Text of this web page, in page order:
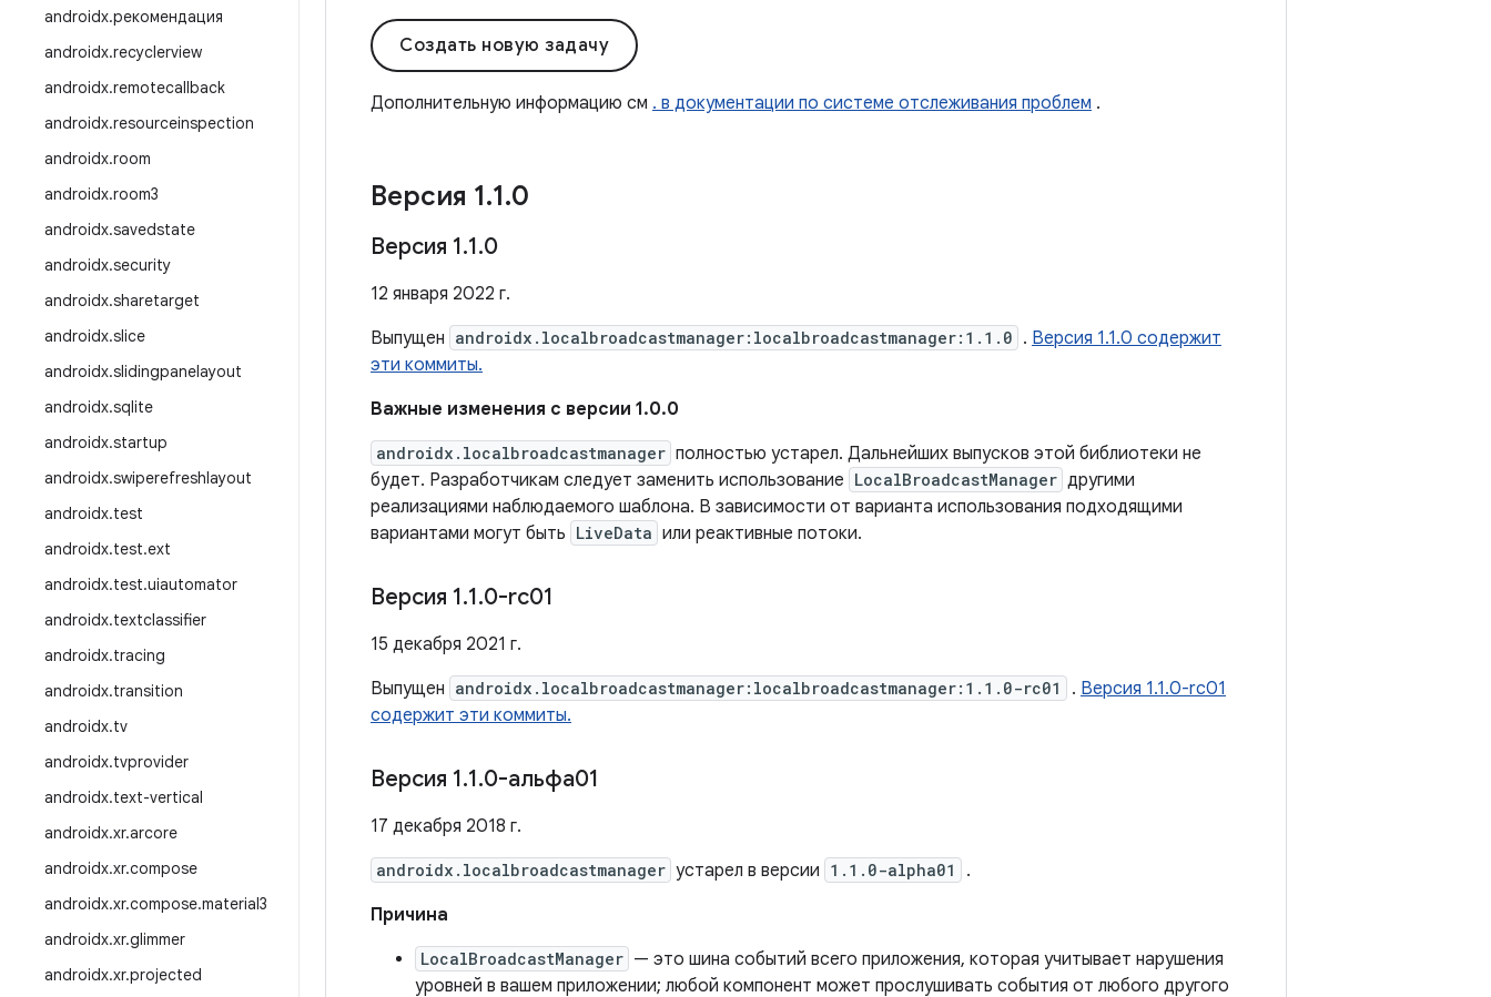
androidx.рекомендация
androidx.recyclerview
androidx.remotecallback
androidx.resourceinspection
androidx.room
androidx.room3
androidx.savedstate
androidx.security
androidx.sharetarget
androidx.slice
androidx.slidingpanelayout
androidx.sqlite
androidx.startup
androidx.swiperefreshlayout
androidx.test
androidx.test.ext
androidx.test.uiautomator
androidx.textclassifier
androidx.tracing
androidx.transition
androidx.tv
androidx.tvprovider
androidx.text-vertical
androidx.xr.arcore
androidx.xr.compose
androidx.xr.compose.material3
androidx.xr.glimmer
androidx.xr.projected
Создать новую задачу
Дополнительную информацию см . в документации по системе отслеживания проблем .
Версия 1.1.0
Версия 1.1.0
12 января 2022 г.
Выпущен androidx.localbroadcastmanager:localbroadcastmanager:1.1.0 . Версия 1.1.0 содержит
эти коммиты.
Важные изменения с версии 1.0.0
androidx.localbroadcastmanager полностью устарел. Дальнейших выпусков этой библиотеки не
будет. Разработчикам следует заменить использование LocalBroadcastManager другими
реализациями наблюдаемого шаблона. В зависимости от варианта использования подходящими
вариантами могут быть LiveData или реактивные потоки.
Версия 1.1.0-rc01
15 декабря 2021 г.
Выпущен androidx.localbroadcastmanager:localbroadcastmanager:1.1.0-rc01 . Версия 1.1.0-rc01
содержит эти коммиты.
Версия 1.1.0-альфа01
17 декабря 2018 г.
androidx.localbroadcastmanager устарел в версии 1.1.0-alpha01
.
Причина
LocalBroadcastManager — это шина событий всего приложения, которая учитывает нарушения
уровней в вашем приложении; любой компонент может прослушивать события от любого другого